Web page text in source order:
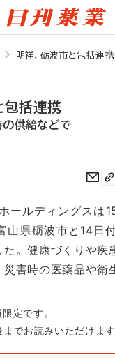
明祥、砺波市と包括
包括連携
供給などで
ールディングスは
山県砺波市と14日
た。健康づくりや疾
災害時の医薬品や衛
定です。
でお読みいただけます